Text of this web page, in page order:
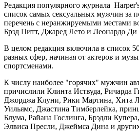
Редакция популярного журнала
список самых сексуальных мужчин за
перечень с неранжируемыми местами
Брэд Питт, Джаред Лето и Леонардо
В целом редакция включила в список
разных сфер, начиная от актеров и
спортсменами.
К числу наиболее "горячих" мужчин
причислили Клинта Иствуда, Ричарда
Джорджа Клуни, Рики Мартина, Хита
Уильямс, Джастина Тимберлейка,
Блума, Райана Гослинга, Брэдли
Элвиса Пресли, Джеймса Дина и